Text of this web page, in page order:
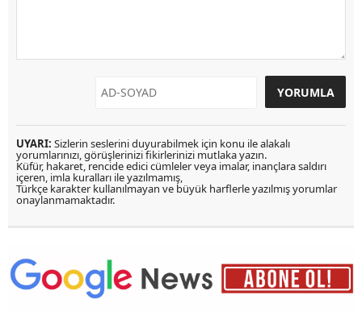
UYARI: Sizlerin seslerini duyurabilmek için konu ile alakalı
yorumlarınızı, görüşlerinizi fikirlerinizi mutlaka yazın.
Küfür, hakaret, rencide edici cümleler veya imalar, inançlara saldırı
içeren, imla kuralları ile yazılmamış,
Türkçe karakter kullanılmayan ve büyük harflerle yazılmış yorumlar
onaylanmamaktadır.